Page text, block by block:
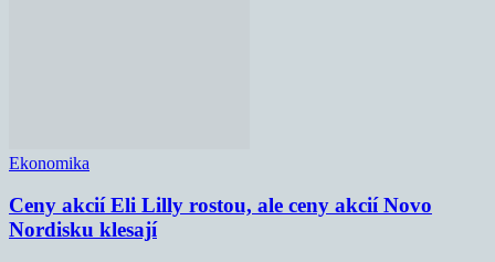
Ekonomika
Ceny akcií Eli Lilly rostou, ale ceny akcií Novo
Nordisku klesají